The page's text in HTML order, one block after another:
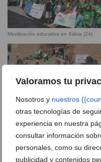
Valoramos tu
Nosotros y nuestros
otras tecnologías de
experiencia en nuestra
consultar información
personales, como su
publicidad y contenidos
Movilización educativa en Xàbia (24)
Movilización educativa en Xàbia (26)